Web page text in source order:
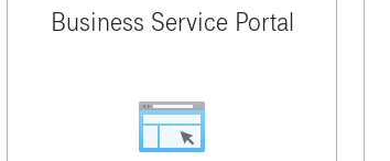
Business Service Portal